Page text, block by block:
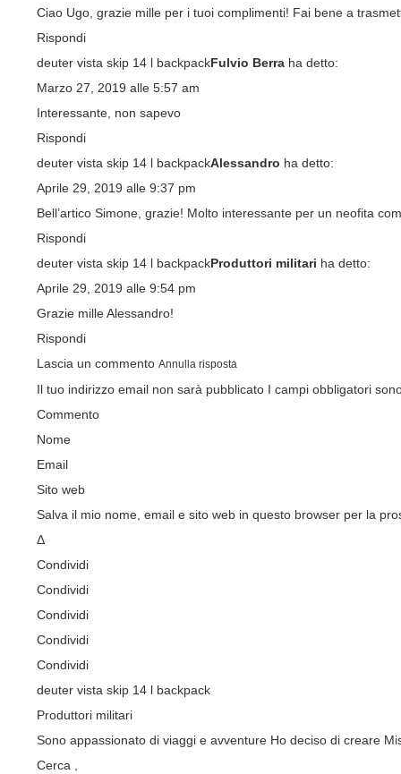
Ciao Ugo, grazie mille per i tuoi complimenti! Fai bene a
Rispondi
deuter vista skip 14 l backpackFulvio Berra ha detto:
Marzo 27, 2019 alle 5:57 am
Interessante, non sapevo
Rispondi
deuter vista skip 14 l backpackAlessandro ha detto:
Aprile 29, 2019 alle 9:37 pm
Bell’artico Simone, grazie! Molto interessante per un neofita
Rispondi
deuter vista skip 14 l backpackProduttori militari ha detto:
Aprile 29, 2019 alle 9:54 pm
Grazie mille Alessandro!
Rispondi
Lascia un commento Annulla risposta
Il tuo indirizzo email non sarà pubblicato I campi obbligatori
Commento
Nome
Email
Sito web
Salva il mio nome, email e sito web in questo browser per la
Δ
Condividi
Condividi
Condividi
Condividi
Condividi
deuter vista skip 14 l backpack
Produttori militari
Sono appassionato di viaggi e avventure Ho deciso di creare
Cerca ,